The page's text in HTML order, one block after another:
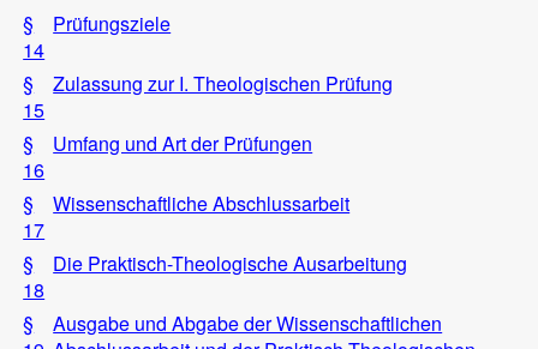
§
14
Prüfungsziele
§
15
Zulassung zur I. Theologischen Prüfung
§
16
Umfang und Art der Prüfungen
§
17
Wissenschaftliche Abschlussarbeit
§
18
Die Praktisch-Theologische Ausarbeitung
§
Ausgabe und Abgabe der Wissenschaftlichen